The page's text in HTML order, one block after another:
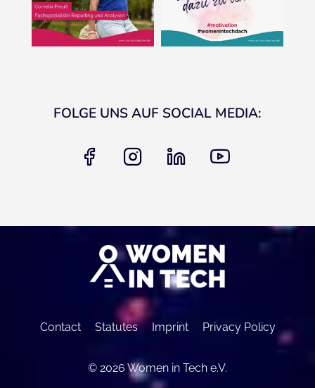
FOLGE UNS AUF SOCIAL MEDIA:
facebook instagram
Contact Statutes Imprint Privacy Policy
© 2026 Women in Tech e.V.